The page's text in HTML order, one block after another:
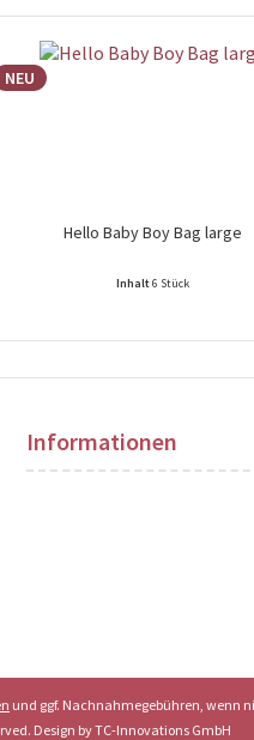
NEU
Hello Baby Boy Bag large
Inhalt6 Stück
Preise nach Login
Informationen
und ggf. Nachnahmegebühren, wenn
Design byTC-Innovations GmbH